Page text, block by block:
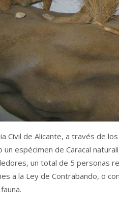
Civil de Alicante, a través de
un espécimen de Caracal
un total de 5 personas
a la Ley de Contrabando, o